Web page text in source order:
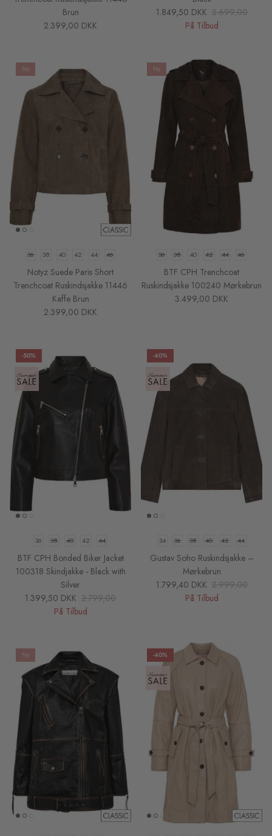
Brun
2.399,00 DKK
1.849,50 DKK 3.699,00
På Tilbud
Ny
36 38 40 42 44 46
Notyz Suede Paris Short
Trenchcoat Ruskindsjakke 11446
Kaffe Brun
2.399,00 DKK
Ny
36 38 40 42 44 46
BTF CPH Trenchcoat
Ruskindsjakke 100240 Mørkebrun
3.499,00 DKK
-50%
36 38 40 42 44
BTF CPH Bonded Biker Jacket
100318 Skindjakke - Black with
Silver
1.399,50 DKK 2.799,00
På Tilbud
-40%
34 36 38 40 42 44
Gustav Soho Ruskindsjakke –
Mørkebrun
1.799,40 DKK 2.999,00
På Tilbud
Ny -40%